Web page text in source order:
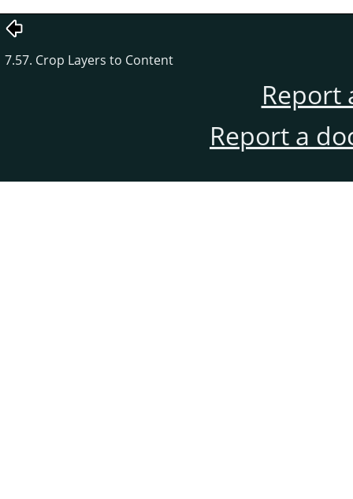
7.57. Crop Layers to Content
Report
Report a